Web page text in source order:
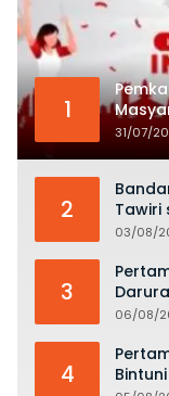
1
31/07/
2
Tawiri
dan
03/08/
3
Risiko
06/08/
4